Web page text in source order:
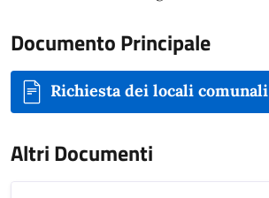
Documento Principale
Richiesta dei locali comunali
Altri Documenti